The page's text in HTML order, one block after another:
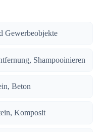
Gewerbeobjekte
Shampooinieren
Beton
Komposit